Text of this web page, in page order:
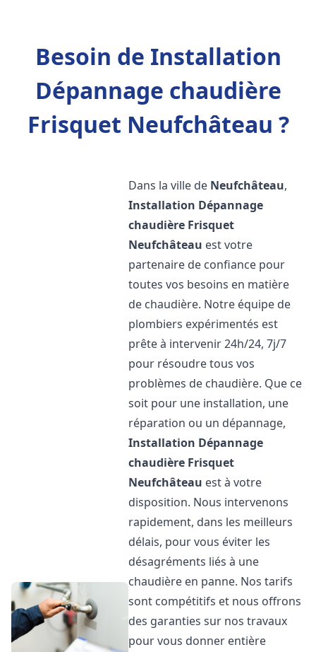
Besoin de Installation
Dépannage chaudière
Frisquet Neufchâteau ?
Dans la ville de Neufchâteau,
Installation Dépannage
chaudière Frisquet
Neufchâteau est votre
partenaire de confiance pour
toutes vos besoins en matière
de chaudière. Notre équipe de
plombiers expérimentés est
prête à intervenir 24h/24, 7j/7
pour résoudre tous vos
problèmes de chaudière. Que ce
soit pour une installation, une
réparation ou un dépannage,
Installation Dépannage
chaudière Frisquet
Neufchâteau est à votre
disposition. Nous intervenons
rapidement, dans les meilleurs
délais, pour vous éviter les
désagréments liés à une
chaudière en panne. Nos tarifs
sont compétitifs et nous offrons
des garanties sur nos travaux
pour vous donner entière